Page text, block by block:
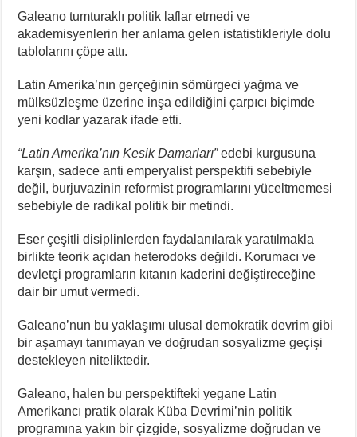
Galeano tumturaklı politik laflar etmedi ve
akademisyenlerin her anlama gelen istatistikleriyle dolu
tablolarını çöpe attı.
Latin Amerika’nın gerçeğinin sömürgeci yağma ve
mülksüzleşme üzerine inşa edildiğini çarpıcı biçimde
yeni kodlar yazarak ifade etti.
“Latin Amerika’nın Kesik Damarları”edebi kurgusuna
karşın, sadece anti emperyalist perspektifi sebebiyle
değil, burjuvazinin reformist programlarını yüceltmemesi
sebebiyle de radikal politik bir metindi.
Eser çeşitli disiplinlerden faydalanılarak yaratılmakla
birlikte teorik açıdan heterodoks değildi. Korumacı ve
devletçi programların kıtanın kaderini değiştireceğine
dair bir umut vermedi.
Galeano’nun bu yaklaşımı ulusal demokratik devrim gibi
bir aşamayı tanımayan ve doğrudan sosyalizme geçişi
destekleyen niteliktedir.
Galeano, halen bu perspektifteki yegane Latin
Amerikancı pratik olarak Küba Devrimi’nin politik
programına yakın bir çizgide, sosyalizme doğrudan ve